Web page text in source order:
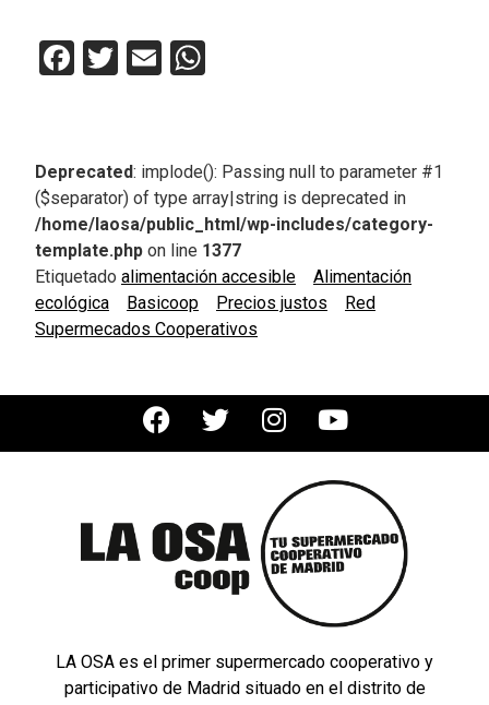
Facebook
Twitter
Email
Deprecated: implode(): Passing null to parameter #1
($separator) of type array|string is deprecated in
/home/laosa/public_html/wp-includes/category-
template.php on line 1377
Etiquetado alimentación accesible
Alimentación
ecológica
Basicoop Precios justos
Red
Supermecados Cooperativos
LA OSA es el primer supermercado cooperativo y
participativo de Madrid situado en el distrito de